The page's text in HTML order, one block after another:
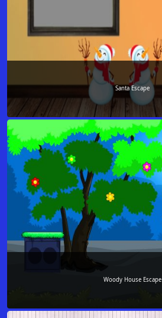
Santa Escape
Woody House Escape